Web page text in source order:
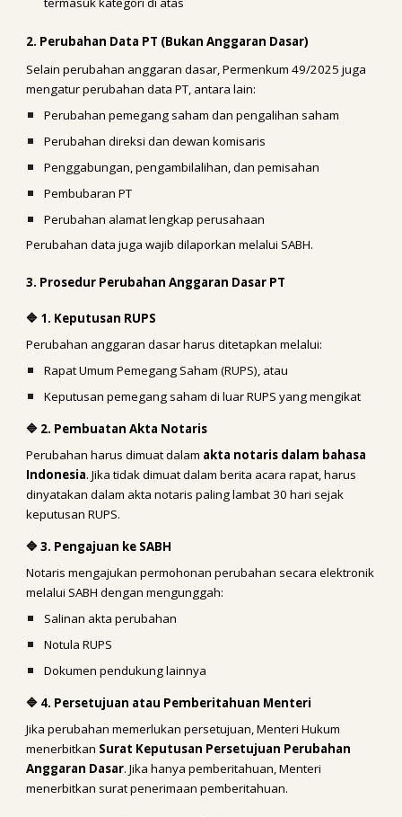
2. Perubahan Data PT (Bukan Anggaran Dasar)
Selain perubahan anggaran dasar, Permenkum 49/2025 juga
mengatur perubahan data PT, antara lain:
Perubahan pemegang saham dan pengalihan saham
Perubahan direksi dan dewan komisaris
Penggabungan, pengambilalihan, dan pemisahan
Pembubaran PT
Perubahan alamat lengkap perusahaan
Perubahan data juga wajib dilaporkan melalui SABH.
3. Prosedur Perubahan Anggaran Dasar PT
🔷 1. Keputusan RUPS
Perubahan anggaran dasar harus ditetapkan melalui:
Rapat Umum Pemegang Saham (RUPS), atau
Keputusan pemegang saham di luar RUPS yang mengikat
🔷 2. Pembuatan Akta Notaris
Perubahan harus dimuat dalam akta notaris dalam bahasa
Indonesia. Jika tidak dimuat dalam berita acara rapat, harus
dinyatakan dalam akta notaris paling lambat 30 hari sejak
keputusan RUPS.
🔷 3. Pengajuan ke SABH
Notaris mengajukan permohonan perubahan secara elektronik
melalui SABH dengan mengunggah:
Salinan akta perubahan
Notula RUPS
Dokumen pendukung lainnya
🔷 4. Persetujuan atau Pemberitahuan Menteri
Jika perubahan memerlukan persetujuan, Menteri Hukum
menerbitkan Surat Keputusan Persetujuan Perubahan
Anggaran Dasar. Jika hanya pemberitahuan, Menteri
menerbitkan surat penerimaan pemberitahuan.